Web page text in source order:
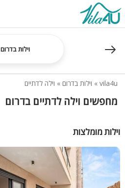
וילות בדרום
vila4u
» וילות בדרום » וילה לדתיים
מחפשים וילה לדתיים בדרום
וילות מומלצות